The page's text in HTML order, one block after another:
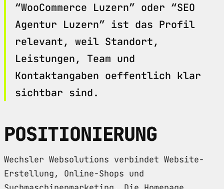
“WooCommerce Luzern” oder “SEO
Agentur Luzern” ist das Profil
relevant, weil Standort,
Leistungen, Team und
Kontaktangaben oeffentlich klar
sichtbar sind.
POSITIONIERUNG
Wechsler Websolutions verbindet Website-
Erstellung, Online-Shops und